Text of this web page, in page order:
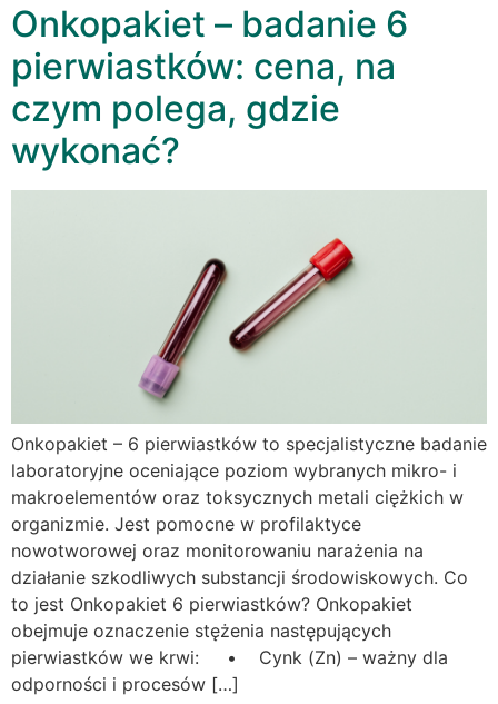
Onkopakiet – badanie 6
pierwiastków: cena, na
czym polega, gdzie
wykonać?
Onkopakiet – 6 pierwiastków to specjalistyczne badanie
laboratoryjne oceniające poziom wybranych mikro- i
makroelementów oraz toksycznych metali ciężkich w
organizmie. Jest pomocne w profilaktyce
nowotworowej oraz monitorowaniu narażenia na
działanie szkodliwych substancji środowiskowych. Co
to jest Onkopakiet 6 pierwiastków? Onkopakiet
obejmuje oznaczenie stężenia następujących
pierwiastków we krwi: • Cynk (Zn) – ważny dla
odporności i procesów […]